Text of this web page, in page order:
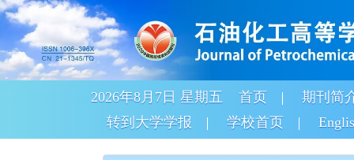
2026年8月7日 星期五 首页
期刊简
转到大学学报
学校首页